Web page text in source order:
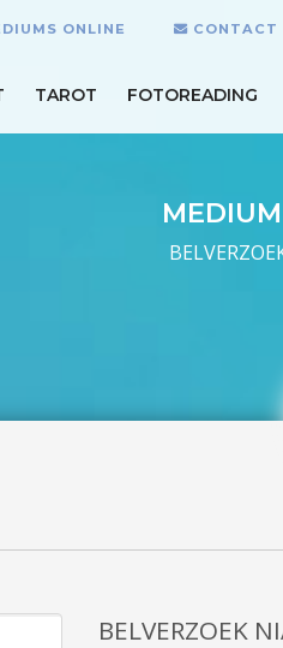
ONLINE CONTACT
TAROT FOTOREADING
BELVERZOEK